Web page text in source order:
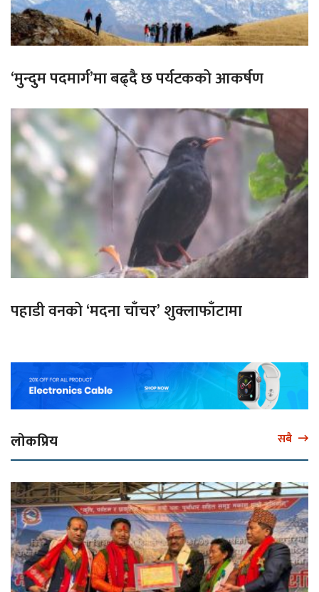
‘मुन्दुम पदमार्ग’मा बढ्दै छ पर्यटकको आकर्षण
पहाडी वनको ‘मदना चाँचर’ शुक्लाफाँटामा
लोकप्रिय सबै